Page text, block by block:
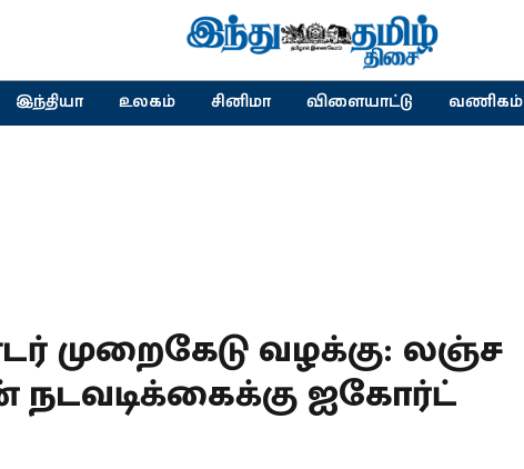
இந்தியா உலகம் சினிமா விளையாட்டு வணிகம்
முறைகேடு வழக்கு: லஞ்ச
நடவடிக்கைக்கு ஐகோர்ட்